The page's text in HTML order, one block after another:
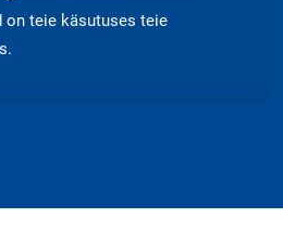
on teie käsutuses teie